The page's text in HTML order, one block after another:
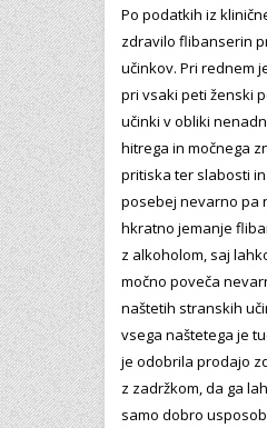
Po podatkih iz
zdravilo flibanserin
učinkov. Pri rednem
pri vsaki peti ženski
učinki v obliki
hitrega in močnega
pritiska ter slabosti
posebej nevarno pa
hkratno jemanje
z alkoholom, saj
močno poveča
naštetih stranskih
vsega naštetega je
je odobrila prodajo
z zadržkom, da ga
samo dobro